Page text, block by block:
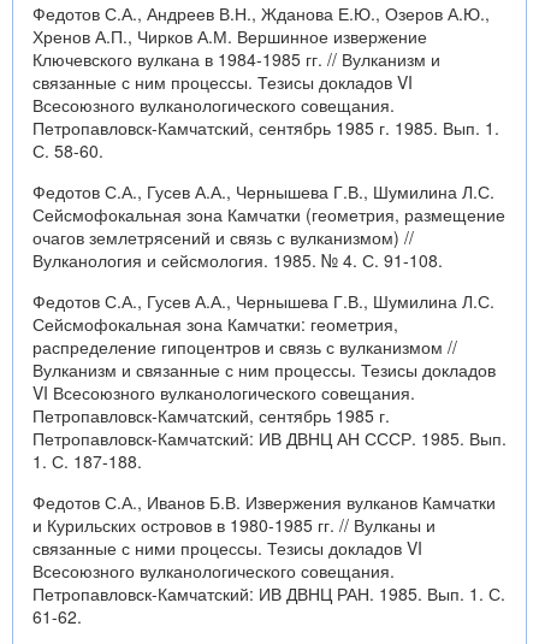
Федотов С.А., Андреев В.Н., Жданова Е.Ю., Озеров А.Ю.,
Хренов А.П., Чирков А.М. Вершинное извержение
Ключевского вулкана в 1984-1985 гг. // Вулканизм и
связанные с ним процессы. Тезисы докладов VI
Всесоюзного вулканологического совещания.
Петропавловск-Камчатский, сентябрь 1985 г. 1985. Вып. 1.
С. 58-60.
Федотов С.А., Гусев А.А., Чернышева Г.В., Шумилина Л.С.
Сейсмофокальная зона Камчатки (геометрия, размещение
очагов землетрясений и связь с вулканизмом) //
Вулканология и сейсмология. 1985. № 4. С. 91-108.
Федотов С.А., Гусев А.А., Чернышева Г.В., Шумилина Л.С.
Сейсмофокальная зона Камчатки: геометрия,
распределение гипоцентров и связь с вулканизмом //
Вулканизм и связанные с ним процессы. Тезисы докладов
VI Всесоюзного вулканологического совещания.
Петропавловск-Камчатский, сентябрь 1985 г.
Петропавловск-Камчатский: ИВ ДВНЦ АН СССР. 1985. Вып.
1. С. 187-188.
Федотов С.А., Иванов Б.В. Извержения вулканов Камчатки
и Курильских островов в 1980-1985 гг. // Вулканы и
связанные с ними процессы. Тезисы докладов VI
Всесоюзного вулканологического совещания.
Петропавловск-Камчатский: ИВ ДВНЦ РАН. 1985. Вып. 1. С.
61-62.